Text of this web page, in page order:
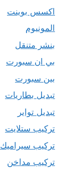
اكسس بوينت
المونيوم
بنشر متنقل
بي ان سبورت
بين سبورت
تبديل بطاريات
تبديل تواير
تركيب ستلايت
تركيب سيراميك
تركيب مداخن